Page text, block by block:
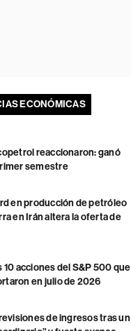
ECONÓMICAS
reaccionaron: ganó
semestre
en producción de petróleo
en Irán altera la oferta de
10 acciones del S&P 500 que
en julio de 2026
de ingresos tras un